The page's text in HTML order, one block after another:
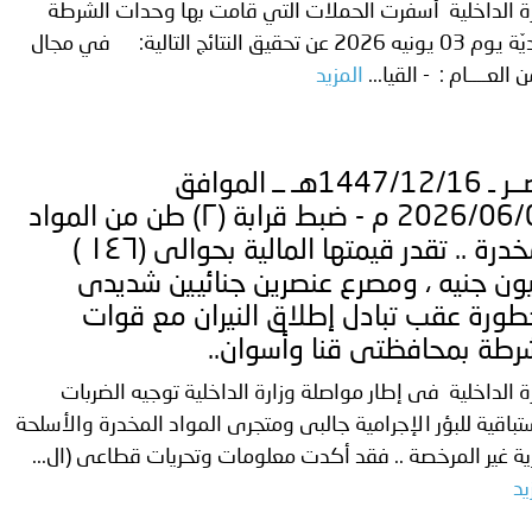
في المجالات الأكاديمية والتدريبية، والتوعية والإرشاد
الإمارات ـ 1448/02/22هـ ــ الموافق 2026/08/05 م - شرطة
الإمارات ـ 1448/02/22هـ ــ الموافق 2026/08/05 م - شرطة
الكويت ـ 1448/02/22هـ ــ الموافق 2026/08/05 م - بمناسبة
وزارياً بتعيين اللواء حمد أحمد المنيفي وكيل وزارة مساعد لشؤون
الداخلية أسفرت الحملات التي قامت بها وحدات الشرطة
البلديّة يوم 03 يونيه 2026 عن تحقيق النتائج التالية: في مجال
العــــام : - القيا...
المزيد
مصــر ـ 1447/12/16هـ ــ الموافق
2026/06/02 م - ضبط قرابة (۲) طن من المواد
المخدرة .. تقدر قيمتها المالية بحوالى (١٤٦ )
جنيه ، ومصرع عنصرين جنائيين شديدى
عقب تبادل إطلاق النيران مع قوات
بمحافظتى قنا وأسوان..
الداخلية فى إطار مواصلة وزارة الداخلية توجيه الضربات
للبؤر الإجرامية جالبى ومتجرى المواد المخدرة والأسلحة
غير المرخصة .. فقد أكدت معلومات وتحريات قطاعى (ال...